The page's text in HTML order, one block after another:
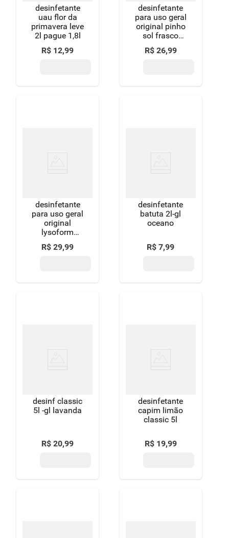
desinfetante
uau flor da
primavera leve
2l pague 1,8l
R$ 12,99
desinfetante
para uso geral
original pinho
sol frasco
1,75l tamanho
econômico
R$ 26,99
desinfetante
para uso geral
original
lysoform
frasco 2l
R$ 29,99
desinfetante
batuta 2l-gl
oceano
R$ 7,99
desinf classic
5l -gl lavanda
R$ 20,99
desinfetante
capim limão
classic 5l
R$ 19,99